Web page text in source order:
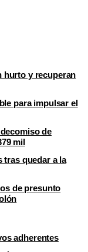
hurto y recuperan
para impulsar el
de
mil
tras quedar a la
de presunto
adherentes